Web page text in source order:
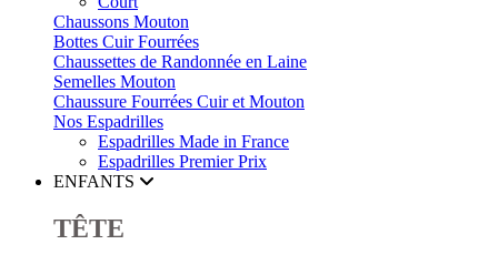
Chaussons Mouton
Bottes Cuir Fourrées
Chaussettes de Randonnée en Laine
Semelles Mouton
Chaussure Fourrées Cuir et Mouton
Nos Espadrilles
Espadrilles Made in France
Espadrilles Premier Prix
ENFANTS
TÊTE